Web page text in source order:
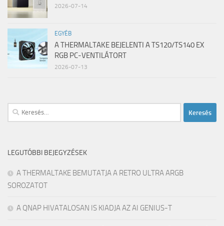
2026-07-14
EGYÉB
A THERMALTAKE BEJELENTI A TS120/TS140 EX
RGB PC-VENTILÁTORT
2026-07-13
Keresés:
LEGUTÓBBI BEJEGYZÉSEK
A THERMALTAKE BEMUTATJA A RETRO ULTRA ARGB
SOROZATOT
A QNAP HIVATALOSAN IS KIADJA AZ AI GENIUS-T